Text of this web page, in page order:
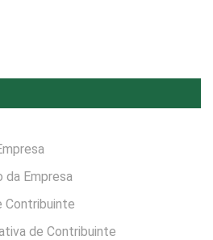
da Empresa
Contribuinte
de Contribuinte